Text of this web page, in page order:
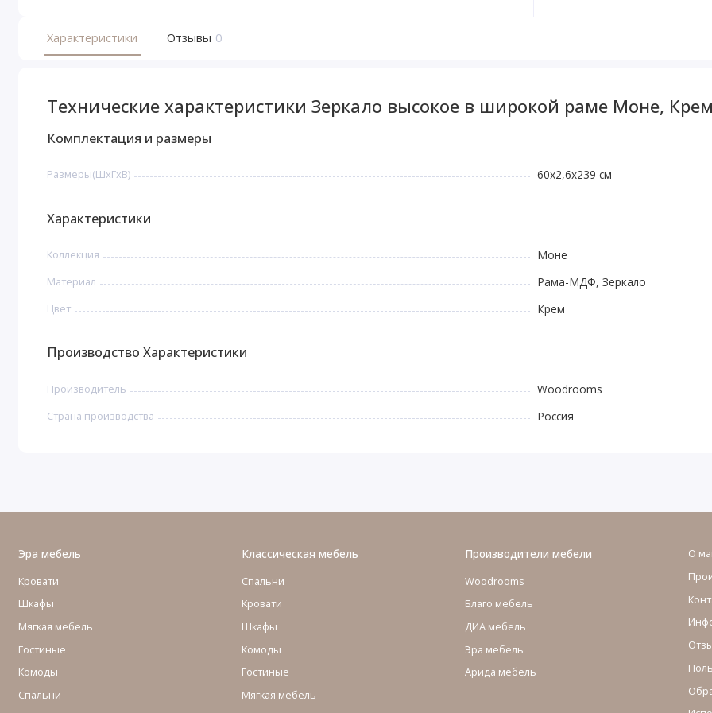
Характеристики Отзывы 0
Технические характеристики Зеркало высокое в широкой раме Моне,
Комплектация и размеры
Размеры(ШxГxВ) 60x2,6x239 см
Характеристики
Коллекция Моне
Материал Рама-МДФ, Зеркало
Цвет Крем
Производство Характеристики
Производитель Woodrooms
Страна производства Россия
Эра мебель
Кровати
Шкафы
Мягкая мебель
Гостиные
Комоды
Cпальни
Классическая мебель
Спальни
Кровати
Шкафы
Комоды
Гостиные
Мягкая мебель
Производители мебели
Woodrooms
Благо мебель
ДИА мебель
Эра мебель
Арида мебель
О